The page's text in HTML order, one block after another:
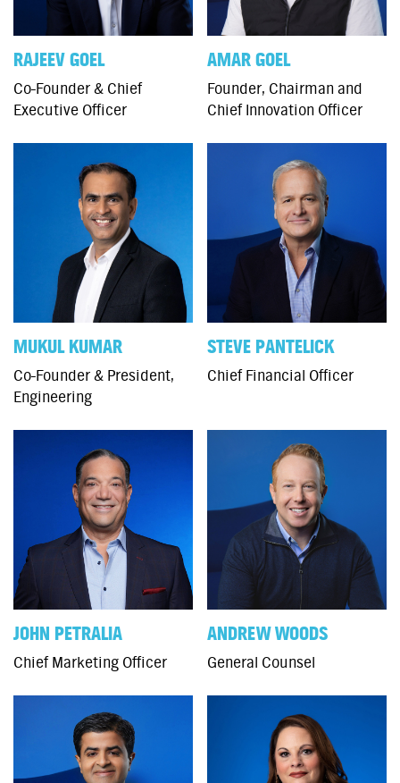
RAJEEV GOEL
Co-Founder & Chief
Executive Officer
AMAR GOEL
Founder, Chairman and
Chief Innovation Officer
MUKUL KUMAR
Co-Founder & President,
Engineering
STEVE PANTELICK
Chief Financial Officer
JOHN PETRALIA
Chief Marketing Officer
ANDREW WOODS
General Counsel